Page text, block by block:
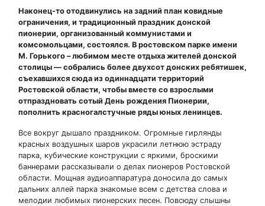
Наконец-то отодвинулись на задний план ковидные
ограничения, и традиционный праздник донской
пионерии, организованный коммунистами и
комсомольцами, состоялся. В ростовском парке имени
М. Горького – любимом месте отдыха жителей донской
столицы — собрались более двухсот донских ребятишек,
съехавшихся сюда из одиннадцати территорий
Ростовской области, чтобы вместе со взрослыми
отпраздновать сотый День рождения Пионерии,
пополнить красногалстучные ряды юных ленинцев.
Все вокруг дышало праздником. Огромные гирлянды
красных воздушных шаров украсили летнюю эстраду
парка, кубические конструкции с яркими, броскими
баннерами рассказывали о делах пионеров Ростовской
области. Мощная аудиоаппаратура доносила до самых
дальних аллей парка знакомые всем с детства слова и
мелодии любимых пионерских песен. Повсюду слышны